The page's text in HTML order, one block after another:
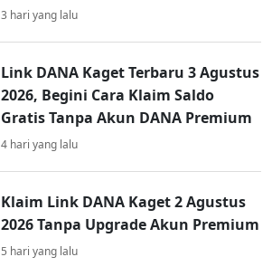
3 hari yang lalu
Link DANA Kaget Terbaru 3 Agustus
2026, Begini Cara Klaim Saldo
Gratis Tanpa Akun DANA Premium
4 hari yang lalu
Klaim Link DANA Kaget 2 Agustus
2026 Tanpa Upgrade Akun Premium
5 hari yang lalu